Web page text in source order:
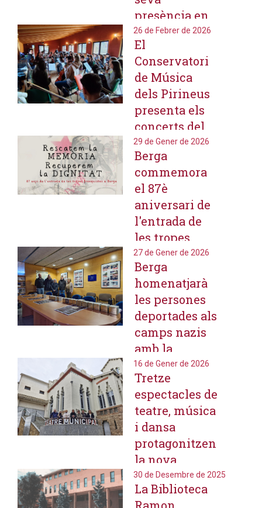
presència en
la
programació
cultural
berguedana
amb propostes
clàssiques i
trencadores
26 de Febrer de 2026
El
Conservatori
de Música
dels Pirineus
presenta els
concerts del
Projecte
Simfònic
2025-2026 a la
Seu d'Urgell i
Andorra la
Vella
29 de Gener de 2026
Berga
commemora
el 87è
aniversari de
l'entrada de
les tropes
franquistes
amb un cicle
d'activitats de
memòria
històrica
27 de Gener de 2026
Berga
homenatjarà
les persones
deportades als
camps nazis
amb la
col·locació de
10 llambordes
Stolpersteine
a l'abril
16 de Gener de 2026
Tretze
espectacles de
teatre, música
i dansa
protagonitzen
la nova
temporada
cultural del
30 de Desembre de 2025
La Biblioteca